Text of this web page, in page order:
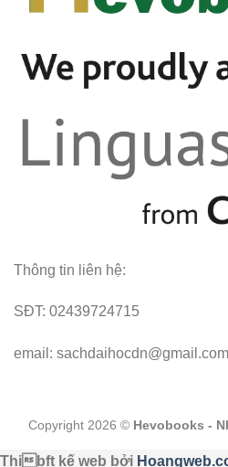
Thông tin liên hệ:
SĐT: 02439724715
email: sachdaihocdn@gmail.com
Copyright 2026 © Hevobooks -
Thibft kế web bởi